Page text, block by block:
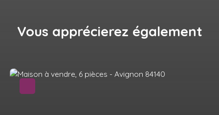
Vous apprécierez également